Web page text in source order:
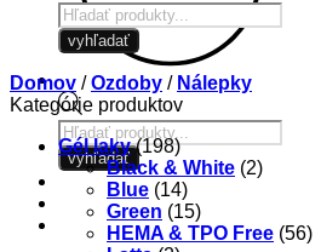
Products
search
vyhľadať
Products
search
vyhľadať
Domov / Ozdoby / Nálepky
Kategórie produktov
Gél laky (198)
Black & White (2)
Blue (14)
Green (15)
HEMA & TPO Free (56)